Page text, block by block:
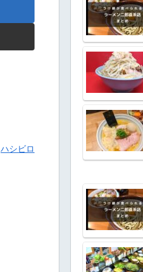
ハシビロ